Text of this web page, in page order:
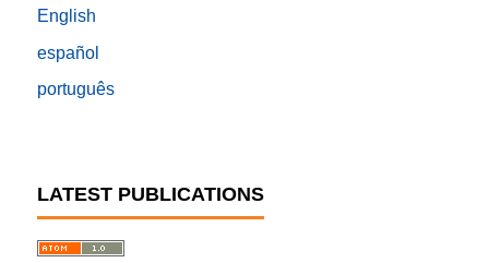
English
español
português
LATEST PUBLICATIONS